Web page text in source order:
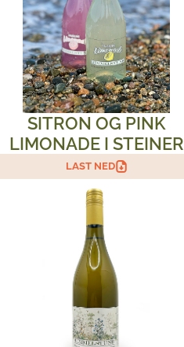
SITRON OG PINK
LIMONADE I STEINER
LAST NED